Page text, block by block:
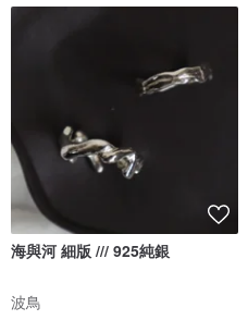
海與河 細版 /// 925純銀
波鳥